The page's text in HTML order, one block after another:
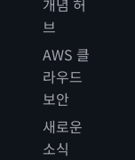
개념 허
브
AWS 클
라우드
보안
새로운
소식